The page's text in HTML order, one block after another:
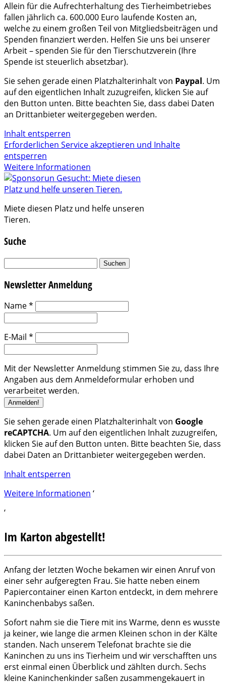
Allein für die Aufrechterhaltung des Tierheimbetriebes
fallen jährlich ca. 600.000 Euro laufende Kosten an,
welche zu einem großen Teil von Mitgliedsbeiträgen und
Spenden finanziert werden. Helfen Sie uns bei unserer
Arbeit – spenden Sie für den Tierschutzverein (Ihre
Spende ist steuerlich absetzbar).
Sie sehen gerade einen Platzhalterinhalt von Paypal. Um
auf den eigentlichen Inhalt zuzugreifen, klicken Sie auf
den Button unten. Bitte beachten Sie, dass dabei Daten
an Drittanbieter weitergegeben werden.
Inhalt entsperren
Erforderlichen Service akzeptieren und Inhalte
entsperren
Weitere Informationen
Miete diesen Platz und helfe unseren
Tieren.
Suche
Suchen
Newsletter Anmeldung
Name*
E-Mail *
Mit der Newsletter Anmeldung stimmen Sie zu, dass Ihre
Angaben aus dem Anmeldeformular erhoben und
verarbeitet werden.
Sie sehen gerade einen Platzhalterinhalt von Google
reCAPTCHA. Um auf den eigentlichen Inhalt zuzugreifen,
klicken Sie auf den Button unten. Bitte beachten Sie, dass
dabei Daten an Drittanbieter weitergegeben werden.
Inhalt entsperren
Weitere Informationen ‘
‘
Im Karton abgestellt!
Anfang der letzten Woche bekamen wir einen Anruf von
einer sehr aufgeregten Frau. Sie hatte neben einem
Papiercontainer einen Karton entdeckt, in dem mehrere
Kaninchenbabys saßen.
Sofort nahm sie die Tiere mit ins Warme, denn es wusste
ja keiner, wie lange die armen Kleinen schon in der Kälte
standen. Nach unserem Telefonat brachte sie die
Kaninchen zu uns ins Tierheim und wir verschafften uns
erst einmal einen Überblick und zählten durch. Sechs
kleine Kaninchenkinder saßen zusammengekauert in